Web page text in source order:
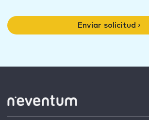
Enviar solicitud ›